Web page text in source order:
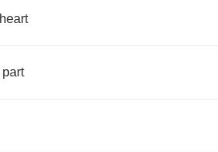
heart
part